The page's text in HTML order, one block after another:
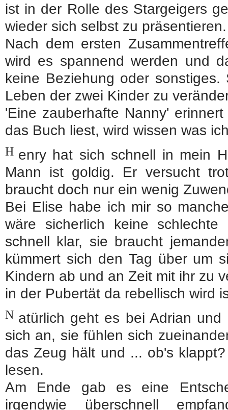
ist in der Rolle des Stargeigers
wieder sich selbst zu präsentieren.
Nach dem ersten
wird es spannend werden und
keine Beziehung oder
Leben der zwei Kinder zu
'Eine zauberhafte Nanny'
das Buch liest, wird wissen was
H enry hat sich schnell in mein
Mann ist goldig. Er versucht
braucht doch nur ein wenig
Bei Elise habe ich mir so
wäre sicherlich keine
schnell klar, sie braucht
kümmert sich den Tag über um
Kindern ab und an Zeit mit ihr zu
in der Pubertät da rebellisch wird
N atürlich geht es bei Adrian
sich an, sie fühlen sich
das Zeug hält und ... ob's
lesen.
Am Ende gab es eine
irgendwie überschnell